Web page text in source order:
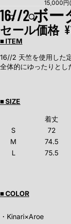
15,000円
16//2 ボー
セール価格
■ ITEM
16//2 天竺を使用した
全体的にゆったりとし
■ SIZE
着丈
S
72
M
74.5
L
75.5
■ COLOR
・Kinari×Aroe